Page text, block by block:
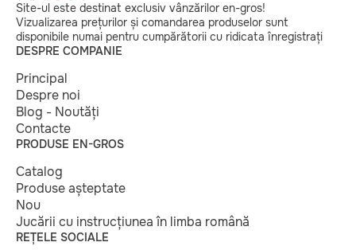
Site-ul este destinat exclusiv vânzărilor en-gros!
Vizualizarea prețurilor și comandarea produselor sunt
disponibile numai pentru cumpărătorii cu ridicata înregistrați
DESPRE COMPANIE
Principal
Despre noi
Blog - Noutăți
Contacte
PRODUSE EN-GROS
Catalog
Produse așteptate
Nou
Jucării cu instrucțiunea în limba română
REȚELE SOCIALE